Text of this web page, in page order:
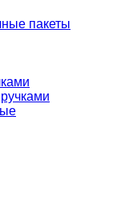
пакеты